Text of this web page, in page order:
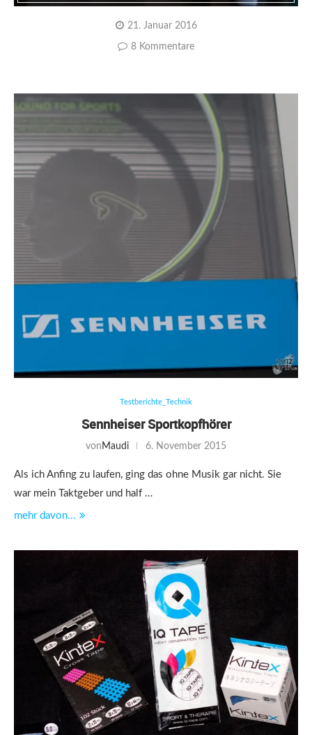
21. Januar 2016
8 Kommentare
Testberichte_Technik
Sennheiser Sportkopfhörer
von Maudi 6. November 2015
Als ich Anfing zu laufen, ging das ohne Musik gar nicht. Sie
war mein Taktgeber und half …
mehr davon...